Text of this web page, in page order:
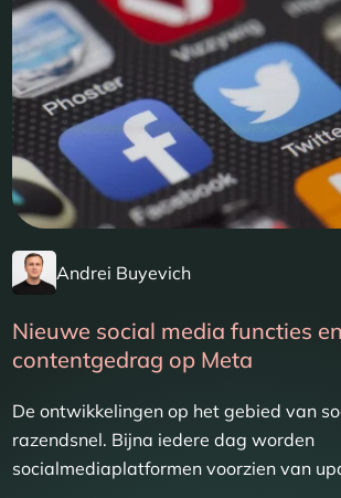
Andrei Buyevich
Nieuwe social media functies en
contentgedrag op Meta
De ontwikkelingen op het gebied van
razendsnel. Bijna iedere dag worden
socialmediaplatformen voorzien van